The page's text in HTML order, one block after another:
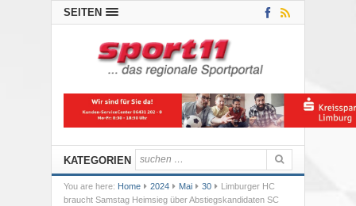
SEITEN
KATEGORIEN
You are here: Home 2024 Mai 30
Limburger HC
braucht Samstag Heimsieg über Abstiegskandidaten SC